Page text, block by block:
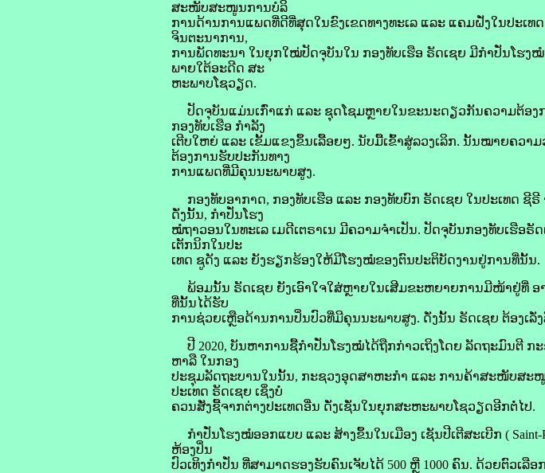
ສະໜັບສະໜູນການບໍລິ
ການດ້ານການແພດທີ່ດີທີ່ສຸດໃນຂົງເຂດທາງທະເລ ແລະ ແຄມຝັ່ງໃນປະເທ
ຈິນຕະນາການ,
ການພັດທະນາ ໃນຍຸກໃໝ່ປັດຈຸບັນໃນ ກອງທັບເຮືອ ຣັດເຊຍ ມີກໍາປັ່ນໂຮງໝໍ
ພາຍໃຕ້ອະດີດ ສະ
ຫະພາບໂຊວຽດ.
ປັດຈຸບັນແມ່ນເກົ່າແກ່ ແລະ ຊຸດໂຊມຫຼາຍໃນຂະນະດຽວກັນຄວາມຕ້ອງ
ກອງທັບເຮືອ ກໍາລັງ
ເຕີບໃຫຍ່ ແລະ ເຂັ້ມແຂງຂຶ້ນເລື້ອຍໆ. ນັບມື້ເຂົ້າສູ່ລວງເລິກ. ນັ້ນໝາຍຄວາ
ຕ້ອງການຮັບປະກັນທາງ
ການແພດທີ່ມີຄຸນນະພາບສູງ.
ກອງທັບອາກາດ, ກອງທັບເຮືອ ແລະ ກອງທັບບົກ ຣັດເຊຍ ໃນປະເທດ ຊີຣີ
ດັ່ງນັ້ນ, ກໍາປັ່ນໂຮງ
ໝໍຖາວອນໃນທະເລ ເມດີເຕຣາເນ ມີຄວາມຈຳເປັນ. ປັດຈຸບັນກອງທັບເຮືອ
ເຕັກນິກໃນປະ
ເທດ ຊູດັງ ແລະ ຍັງຮຽກຮ້ອງໃຫ້ມີໂຮງໝໍຂອງຕົນປະຕິບັດງານຢູ່ການທີ່ນັ້ນ.
ພ້ອມນັ້ນ ຣັດເຊຍ ຍັງເອົາໃຈໃສ່ຫຼາຍໃນ​ເສີມຂະຫຍາຍການມີໜ້າຢູ່ທີ່ ອ
ທີ່ນັ້ນໄດ້ຮັບ
ການຊ່ວຍເຫຼືອດ້ານການປິ່ນປົວທີ່ມີຄຸນນະພາບສູງ. ດັ່ງນັ້ນ ຣັດເຊຍ ຕ້ອງເ
ປີ 2020, ບັນຫາການຊື້ກໍາປັ່ນໂຮງໝໍໄດ້ຖືກກ່າວເຖິງໂດຍ ລັດຖະມົນຕີ ກ
ຫາລື ໃນກອງ
ປະຊຸມລັດຖະບານໃນນັ້ນ, ກະຊວງອຸດສາຫະກໍາ ແລະ ການຄ້າສະໜັບສະ
ປະເທດ ຣັດເຊຍ ເຊິ່ງບໍ່
ຄວນສັ່ງຊື້ຈາກຕ່າງປະເທດອື່ນ ດັ່ງເຊັ່ນໃນຍຸກສະຫະພາບໂຊວຽດອີກຕໍ່ໄປ.
ກໍາປັ່ນໂຮງໝໍອອກແບບ ແລະ ສ້າງຂຶ້ນໃນເມືອງ ເຊັນປີເຕີສະເບີກ (
ຫ້ອງປິ່ນ
ປົວເທິງກໍາປັ່ນ ທີ່ສາມາດຮອງຮັບຄົນເຈັບໄດ້ 500 ຫຼື 1000 ຄົນ. ດ້ວຍຕົວເ